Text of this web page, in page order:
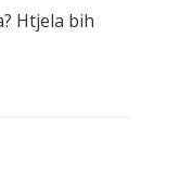
Htjela bih